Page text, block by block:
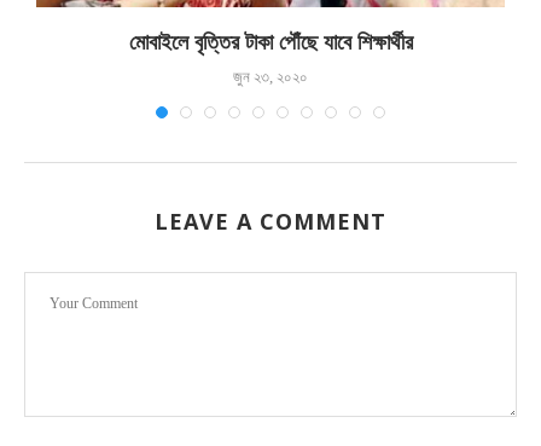
মোবাইলে বৃত্তির টাকা পৌঁছে যাবে শিক্ষার্থীর
জুন ২৩, ২০২০
LEAVE A COMMENT